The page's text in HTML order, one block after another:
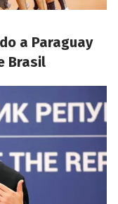
a Paraguay
Brasil